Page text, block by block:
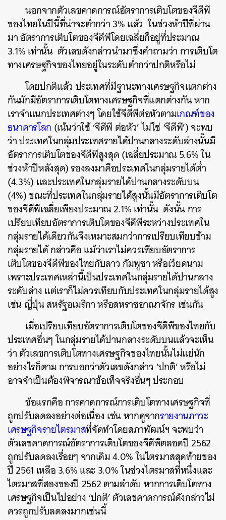
นอกจากตัวเลขคาดการณ์อัตราการเติบโตของจีดีพี
ของไทยในปีนี้ที่น่าจะต่ำกว่า 3% แล้ว ในช่วงห้าปีที่ผ่าน
มา อัตราการเติบโตของจีดีพีโดยเฉลี่ยก็อยู่ที่ประมาณ
3.1% เท่านั้น ตัวเลขดังกล่าวนำมาซึ่งคำถามว่า การเติบโต
ทางเศรษฐกิจของไทยอยู่ในระดับต่ำกว่าปกติหรือไม่
โดยปกติแล้ว ประเทศที่มีฐานะทางเศรษฐกิจแตกต่าง
กันมักมีอัตราการเติบโตทางเศรษฐกิจที่แตกต่างกัน หาก
เราจำแนกประเทศต่างๆ โดยใช้จีดีพีต่อหัวตามเกณฑ์ของ
ธนาคารโลก (เน้นว่าใช้ ‘จีดีพี ต่อหัว’ ไม่ใช่ ‘จีดีพี’) จะพบ
ว่า ประเทศในกลุ่มประเทศรายได้ปานกลางระดับล่างนั้นมี
อัตราการเติบโตของจีดีพีสูงสุด (เฉลี่ยประมาณ 5.6% ใน
ช่วงห้าปีหลังสุด) รองลงมาคือประเทศในกลุ่มรายได้ต่ำ
(4.3%) และประเทศในกลุ่มรายได้ปานกลางระดับบน
(4%) ขณะที่ประเทศในกลุ่มรายได้สูงนั้นมีอัตราการเติบโต
ของจีดีพีเฉลี่ยเพียงประมาณ 2.1% เท่านั้น ดังนั้น การ
เปรียบเทียบอัตราการเติบโตของจีดีพีระหว่างประเทศใน
กลุ่มรายได้เดียวกันจึงเหมาะสมกว่าการเปรียบเทียบข้าม
กลุ่มรายได้ กล่าวคือ แม้ว่าเราไม่ควรเทียบอัตราการ
เติบโตของจีดีพีของไทยกับลาว กัมพูชา หรือเวียดนาม
เพราะประเทศเหล่านี้เป็นประเทศในกลุ่มรายได้ปานกลาง
ระดับล่าง แต่เราก็ไม่ควรเทียบกับประเทศในกลุ่มรายได้สูง
เช่น ญี่ปุ่น สหรัฐอเมริกา หรือสหราชอาณาจักร เช่นกัน
เมื่อเปรียบเทียบอัตราการเติบโตของจีดีพีของไทยกับ
ประเทศอื่นๆ ในกลุ่มรายได้ปานกลางระดับบนแล้วจะเห็น
ว่า ตัวเลขการเติบโตทางเศรษฐกิจของไทยนั้นไม่แย่นัก
อย่างไรก็ตาม การบอกว่าตัวเลขดังกล่าว ‘ปกติ’ หรือไม่
อาจจำเป็นต้องพิจารณาข้อเท็จจริงอื่นๆ ประกอบ
ข้อแรกคือ การคาดการณ์การเติบโตทางเศรษฐกิจที่
ถูกปรับลดลงอย่างต่อเนื่อง เช่น หากดูจากรายงานภาวะ
เศรษฐกิจรายไตรมาสที่จัดทำโดยสภาพัฒน์ฯ จะพบว่า
ตัวเลขคาดการณ์อัตราการเติบโตของจีดีพีตลอดปี 2562
ถูกปรับลดลงเรื่อยๆ จากเดิม 4.0% ในไตรมาสสุดท้ายของ
ปี 2561 เหลือ 3.6% และ 3.0% ในช่วงไตรมาสที่หนึ่งและ
ไตรมาสที่สองของปี 2562 ตามลำดับ หากการเติบโตทาง
เศรษฐกิจเป็นไปอย่าง ‘ปกติ’ ตัวเลขคาดการณ์ดังกล่าวไม่
ควรถูกปรับลดลงมากเช่นนี้
ค้นหา
TWEET